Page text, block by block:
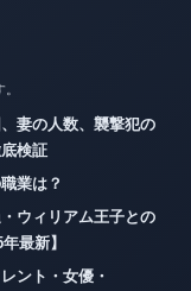
妻の人数、襲撃犯の
検証
業は？
ウィリアム王子との
最新】
ント・女優・